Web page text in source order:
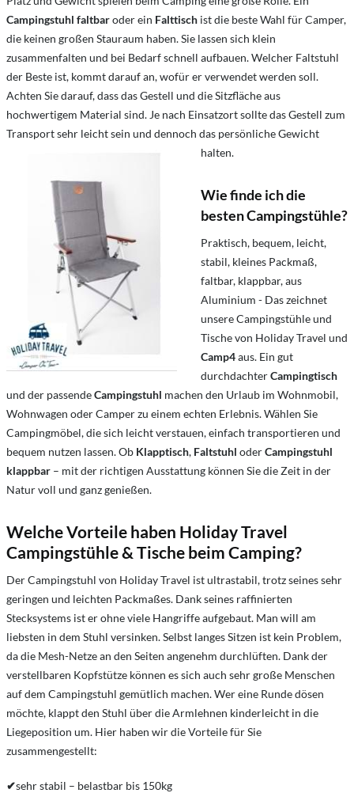
Campingstuhl faltbaroder ein Falttisch ist die beste Wahl für Camper,
die keinen großen Stauraum haben. Sie lassen sich klein
zusammenfalten und bei Bedarf schnell aufbauen. Welcher Faltstuhl
der Beste ist, kommt darauf an, wofür er verwendet werden soll.
Achten Sie darauf, dass das Gestell und die Sitzfläche aus
hochwertigem Material sind. Je nach Einsatzort sollte das Gestell zum
Transport sehr leicht sein und dennoch das persönliche Gewicht
halten.
Wie finde ich die
besten Campingstühle?
Praktisch, bequem, leicht,
stabil, kleines Packmaß,
faltbar, klappbar, aus
Aluminium - Das zeichnet
unsere Campingstühle und
Tische von Holiday Travel und
Camp4aus. Ein gut
durchdachterCampingtisch
und der passendeCampingstuhl machen den Urlaub im Wohnmobil,
Wohnwagen oder Camper zu einem echten Erlebnis. Wählen Sie
Campingmöbel, die sich leicht verstauen, einfach transportieren und
bequem nutzen lassen. Ob Klapptisch, Faltstuhl oderCampingstuhl
klappbar – mit der richtigen Ausstattung können Sie die Zeit in der
Natur voll und ganz genießen.
Welche Vorteile haben Holiday Travel
Campingstühle & Tische beim Camping?
Der Campingstuhl von Holiday Travel ist ultrastabil, trotz seines sehr
geringen und leichten Packmaßes. Dank seines raffinierten
Stecksystems ist er ohne viele Hangriffe aufgebaut. Man will am
liebsten in dem Stuhl versinken. Selbst langes Sitzen ist kein Problem,
da die Mesh-Netze an den Seiten angenehm durchlüften. Dank der
verstellbaren Kopfstütze können es sich auch sehr große Menschen
auf dem Campingstuhl gemütlich machen. Wer eine Runde dösen
möchte, klappt den Stuhl über die Armlehnen kinderleicht in die
Liegeposition um. Hier haben wir die Vorteile für Sie
zusammengestellt:
✔sehr stabil – belastbar bis 150kg